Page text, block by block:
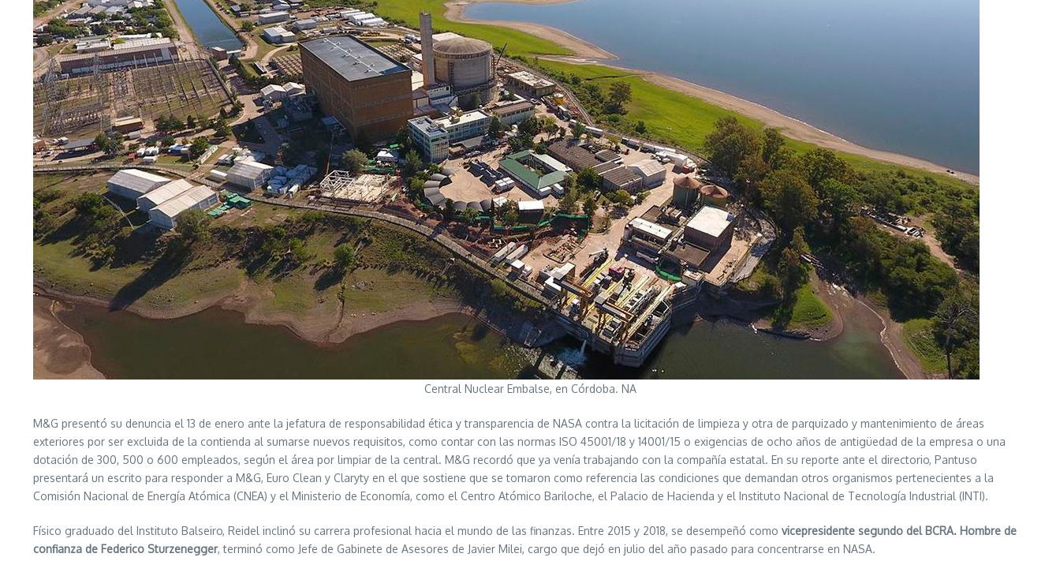
Central Nuclear Embalse, en Córdoba. NA
M&G presentó su denuncia el 13 de enero ante la jefatura de responsabilidad ética y transparencia de NASA contra la licitación de limpieza y otra de parquizado y mantenimiento de áreas
exteriores por ser excluida de la contienda al sumarse nuevos requisitos, como contar con las normas ISO 45001/18 y 14001/15 o exigencias de ocho años de antigüedad de la empresa o una
dotación de 300, 500 o 600 empleados, según el área por limpiar de la central. M&G recordó que ya venía trabajando con la compañía estatal. En su reporte ante el directorio, Pantuso
presentará un escrito para responder a M&G, Euro Clean y Claryty en el que sostiene que se tomaron como referencia las condiciones que demandan otros organismos pertenecientes a la
Comisión Nacional de Energía Atómica (CNEA) y el Ministerio de Economía, como el Centro Atómico Bariloche, el Palacio de Hacienda y el Instituto Nacional de Tecnología Industrial (INTI).
Físico graduado del Instituto Balseiro, Reidel inclinó su carrera profesional hacia el mundo de las finanzas. Entre 2015 y 2018, se desempeñó como vicepresidente segundo del BCRA. Hombre de
confianza de Federico Sturzenegger, terminó como Jefe de Gabinete de Asesores de Javier Milei, cargo que dejó en julio del año pasado para concentrarse en NASA.